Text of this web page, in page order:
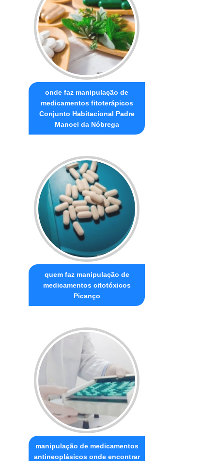
onde faz manipulação de
medicamentos fitoterápicos
Conjunto Habitacional Padre
Manoel da Nóbrega
quem faz manipulação de
medicamentos citotóxicos
Picanço
manipulação de medicamentos
antineoplásicos onde encontrar